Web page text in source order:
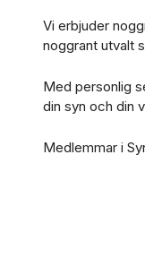
Vi erbjuder
noggrant utvalt
Med personlig
din syn och din
Medlemmar i